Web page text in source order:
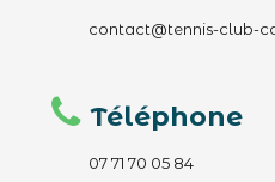
contact@tennis-club-
Téléphone
07 71 70 05 84